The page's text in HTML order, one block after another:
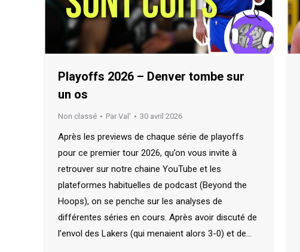
Playoffs 2026 – Denver tombe sur
un os
Non classé Par Val' 30 avril 2026
Après les previews de chaque série de playoffs
pour ce premier tour 2026, qu’on vous invite à
retrouver sur notre chaine YouTube et les
plateformes habituelles de podcast (Beyond the
Hoops), on se penche sur les analyses de
différentes séries en cours. Après avoir discuté de
l’envol des Lakers (qui menaient alors 3-0) et de…